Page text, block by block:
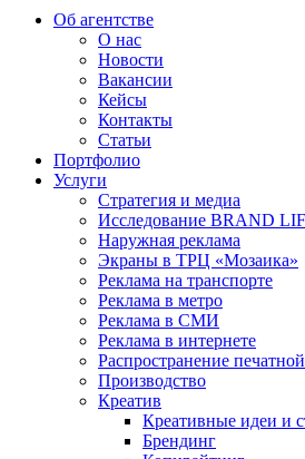
Об агентстве
О нас
Новости
Вакансии
Кейсы
Контакты
Статьи
Портфолио
Услуги
Стратегия и медиа
Исследование BRAND
Наружная реклама
Экраны в ТРЦ «Мозаика»
Реклама на транспорте
Реклама в метро
Реклама в СМИ
Реклама в интернете
Распространение
Производство
Креатив
Креативные идеи и
Брендинг